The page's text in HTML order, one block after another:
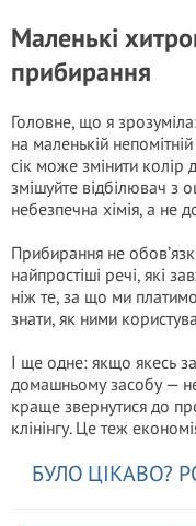
Маленькі
прибирання
Головне, що я
на маленькій
сік може змінити колір
змішуйте відбілювач
небезпечна хімія, а не
Прибирання не
найпростіші речі, які
ніж те, за що ми
знати, як ними
І ще одне: якщо якесь
домашньому засобу — не
краще звернутися до
клінінгу. Це теж
БУЛО ЦІКАВО?